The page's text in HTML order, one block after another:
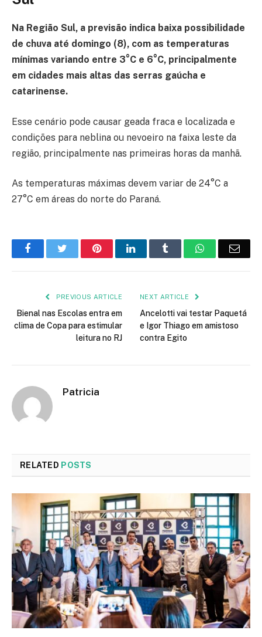
Na Região Sul, a previsão indica baixa possibilidade
de chuva até domingo (8), com as temperaturas
mínimas variando entre 3°C e 6°C, principalmente
em cidades mais altas das serras gaúcha e
catarinense.
Esse cenário pode causar geada fraca e localizada e
condições para neblina ou nevoeiro na faixa leste da
região, principalmente nas primeiras horas da manhã.
As temperaturas máximas devem variar de 24°C a
27°C em áreas do norte do Paraná.
FacebookTwitter PinterestLinkedIn Tumblr WhatsApp
PREVIOUS ARTICLE
Bienal nas Escolas entra em
clima de Copa para estimular
leitura no RJ
NEXT ARTICLE
Ancelotti vai testar Paquetá
e Igor Thiago em amistoso
contra Egito
Patricia
RELATED POSTS